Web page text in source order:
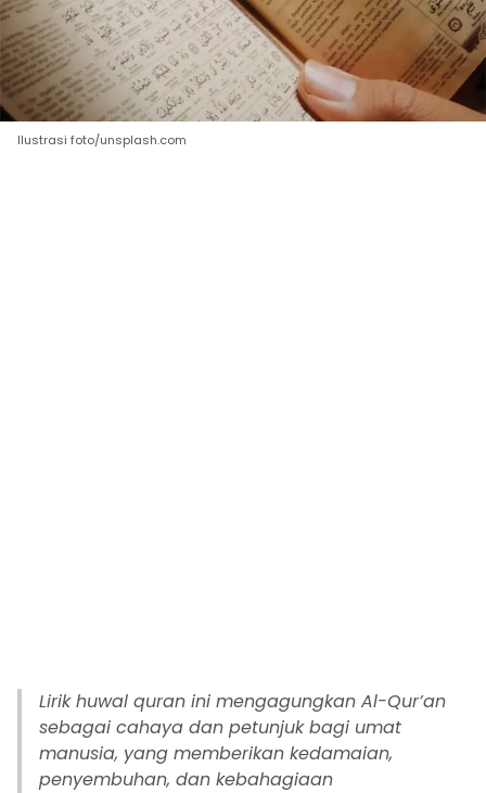
Ilustrasi foto/unsplash.com
Lirik huwal quran ini mengagungkan Al-Qur’an
sebagai cahaya dan petunjuk bagi umat
manusia, yang memberikan kedamaian,
penyembuhan, dan kebahagiaan